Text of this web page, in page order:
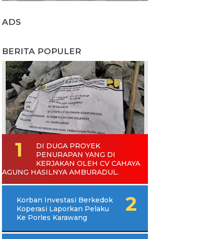
ADS
BERITA POPULER
DI DUGA PROYEK
PENURAPAN YANG DI
KERJAKAN OLEH CV CAHAYA
AGUNG HASILNYA AMBURADUL.
Korban Investasi Berkedok
Koperasi Laporkan Pelaku
Ke Porles Karawang